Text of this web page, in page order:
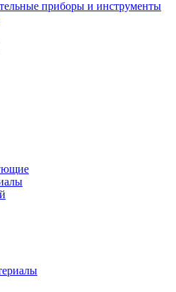
приборы и инструменты